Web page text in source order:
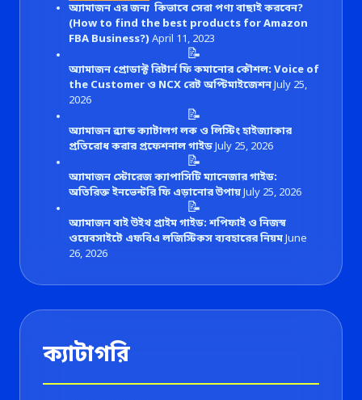
অ্যামাজন এর জন্য কিভাবে সেরা পণ্য বাছাই করবেন?
(How to find the best products for Amazon
FBA Business?) April 11, 2023
📝
অ্যামাজন প্রোডাক্ট রিটার্ন ফি কমানোর কৌশল: Voice of
the Customer ও NCX রেট অপ্টিমাইজেশনJuly 25,
2026
📝
অ্যামাজন ব্র্যান্ড ক্যাটালগ লক ও লিস্টিং হাইজ্যাকার
প্রতিরোধ করার প্রফেশনাল গাইডJuly 25, 2026
📝
অ্যামাজন স্টোরেজ ক্যাপাসিটি ম্যানেজার গাইড:
অতিরিক্ত ইনভেন্টরি ফি এড়ানোর উপায়July 25, 2026
📝
অ্যামাজন বাই উইথ প্রাইম গাইড: শপিফাই ও নিজস্ব
ওয়েবসাইটে এফবিএ লজিস্টিকস ব্যবহারের নিয়মJune
26, 2026
ক্যাটাগরি